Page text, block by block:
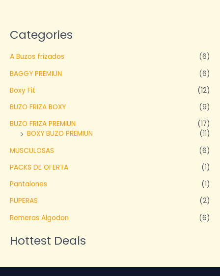
Categories
A Buzos frizados
(6)
BAGGY PREMIUN
(6)
Boxy Fit
(12)
BUZO FRIZA BOXY
(9)
BUZO FRIZA PREMIUN
(17)
BOXY BUZO PREMIUN
(11)
MUSCULOSAS
(6)
PACKS DE OFERTA
(1)
Pantalones
(1)
PUPERAS
(2)
Remeras Algodon
(6)
Hottest Deals